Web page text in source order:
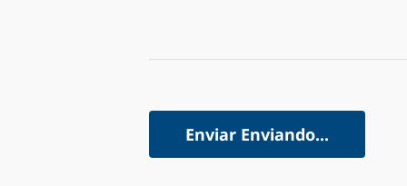
Enviar Enviando...